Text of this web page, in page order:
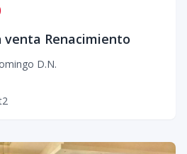
Renacimiento
D.N.